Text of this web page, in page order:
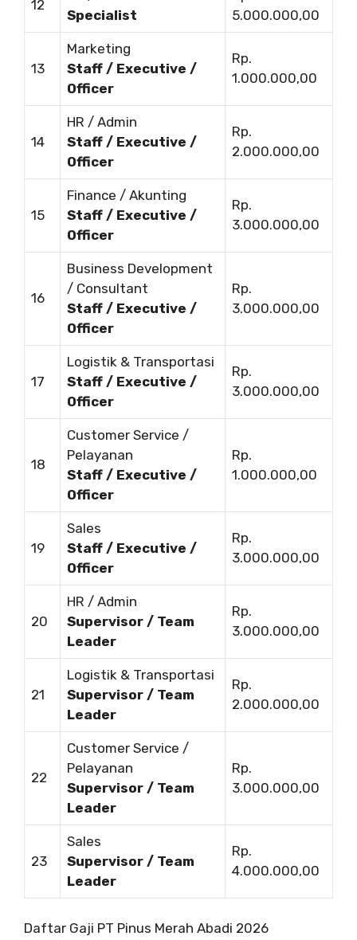
12
Specialist
5.000.000,00
13
Marketing
Staff / Executive /
Officer
Rp.
1.000.000,00
14
HR / Admin
Staff / Executive /
Officer
Rp.
2.000.000,00
15
Finance / Akunting
Staff / Executive /
Officer
Rp.
3.000.000,00
16
Business Development
/ Consultant
Staff / Executive /
Officer
Rp.
3.000.000,00
17
Logistik & Transportasi
Staff / Executive /
Officer
Rp.
3.000.000,00
18
Customer Service /
Pelayanan
Staff / Executive /
Officer
Rp.
1.000.000,00
19
Sales
Staff / Executive /
Officer
Rp.
3.000.000,00
20
HR / Admin
Supervisor / Team
Leader
Rp.
3.000.000,00
21
Logistik & Transportasi
Supervisor / Team
Leader
Rp.
2.000.000,00
22
Customer Service /
Pelayanan
Supervisor / Team
Leader
Rp.
3.000.000,00
23
Sales
Supervisor / Team
Leader
Rp.
4.000.000,00
Daftar Gaji PT Pinus Merah Abadi 2026